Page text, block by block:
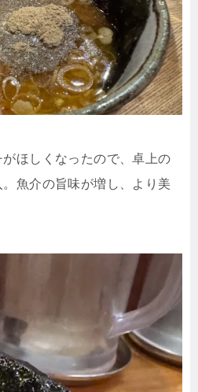
ほしくなったので、卓上の
魚介の旨味が増し、より美